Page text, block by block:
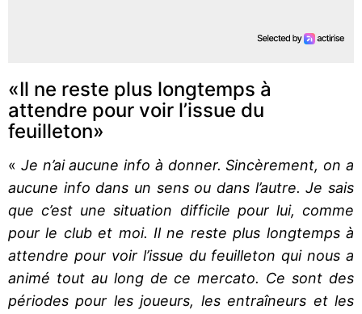
«Il ne reste plus longtemps à
attendre pour voir l’issue du
feuilleton»
« Je n’ai aucune info à donner. Sincèrement, on a
aucune info dans un sens ou dans l’autre. Je sais
que c’est une situation difficile pour lui, comme
pour le club et moi. Il ne reste plus longtemps à
attendre pour voir l’issue du feuilleton qui nous a
animé tout au long de ce mercato. Ce sont des
périodes pour les joueurs, les entraîneurs et les